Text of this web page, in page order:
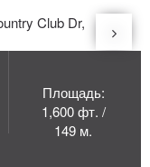
Площадь:
1,600 фт. /
149 м.